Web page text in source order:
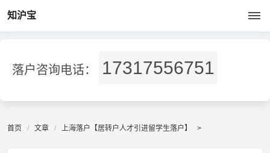
知沪宝
落户咨询电话： 17317556751
首页 文章 上海落户【居转户人才引进留学生落户】 >